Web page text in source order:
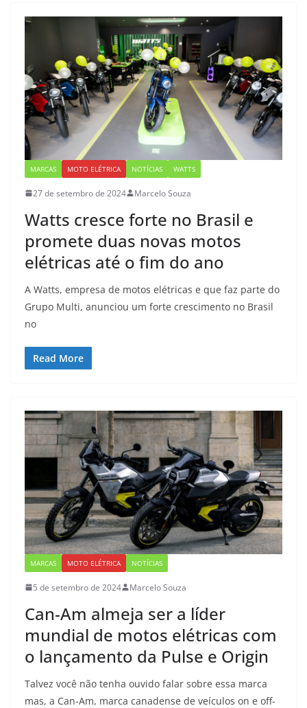
MARCAS MOTO ELÉTRICA NOTÍCIAS WATTS
27 de setembro de 2024 Marcelo Souza
Watts cresce forte no Brasil e
promete duas novas motos
elétricas até o fim do ano
A Watts, empresa de motos elétricas e que faz parte do
Grupo Multi, anunciou um forte crescimento no Brasil
no
Read More
MARCAS MOTO ELÉTRICA NOTÍCIAS
5 de setembro de 2024 Marcelo Souza
Can-Am almeja ser a líder
mundial de motos elétricas com
o lançamento da Pulse e Origin
Talvez você não tenha ouvido falar sobre essa marca
mas, a Can-Am, marca canadense de veículos on e off-